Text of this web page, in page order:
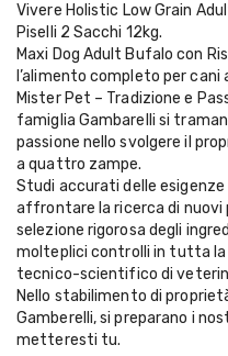
Vivere Holistic Low Grain
Piselli 2 Sacchi 12kg.
Maxi Dog Adult Bufalo con
l’alimento completo per cani
Mister Pet – Tradizione e
famiglia Gambarelli si
passione nello svolgere il
a quattro zampe.
Studi accurati delle
affrontare la ricerca di
selezione rigorosa degli
molteplici controlli in tutta
tecnico-scientifico di
Nello stabilimento di
Gamberelli, si preparano i
metteresti tu.